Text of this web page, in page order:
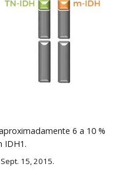
6 a 10 %
IDH1.
15, 2015.